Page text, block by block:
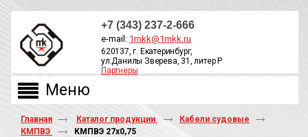
+7 (343) 237-2-666
e-mail: 1mkk@1mkk.ru
620137, г. Екатеринбург,
ул.Данилы Зверева, 31, литер Р
Партнеры
Главная Каталог продукции
Кабели судовые
КМПВЭ
КМПВЭ 27х0,75